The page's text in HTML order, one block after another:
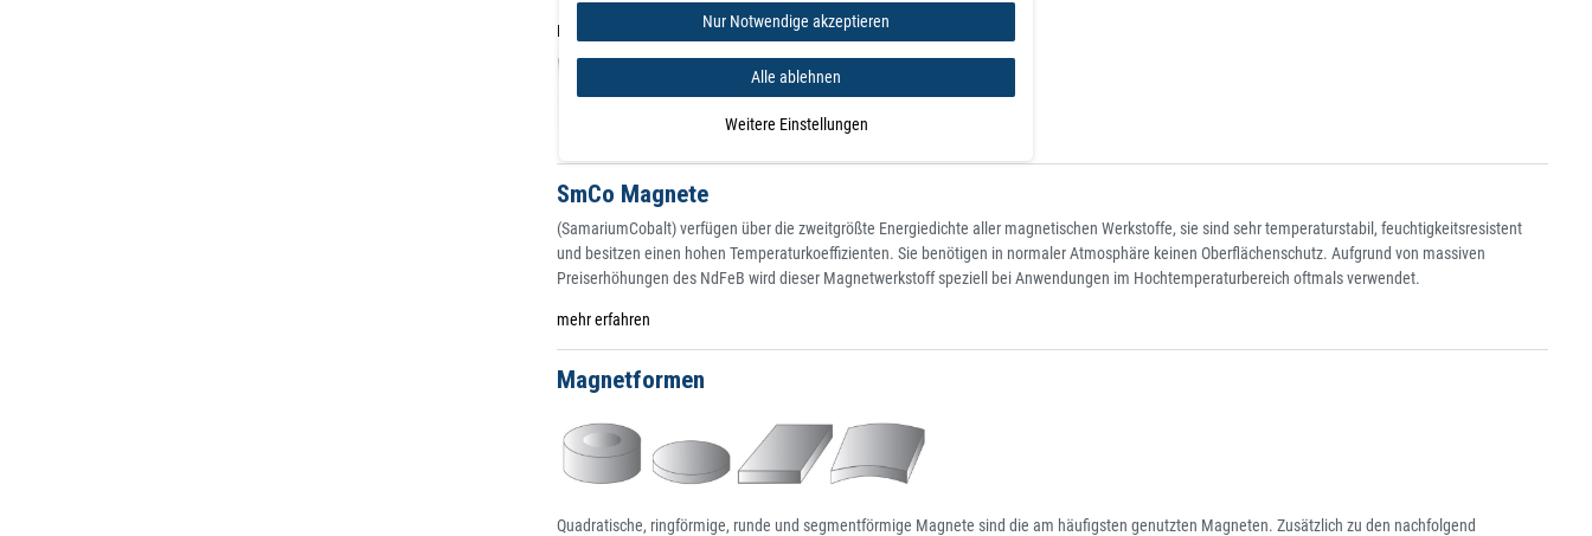
Mehr erfahren
SmCo Magnete
(SamariumCobalt) verfügen über die zweitgrößte Energiedichte aller magnetischen Werkstoffe, sie sind sehr temperaturstabil, feuchtigkeitsresistent
und besitzen einen hohen Temperaturkoeffizienten. Sie benötigen in normaler Atmosphäre keinen Oberflächenschutz. Aufgrund von massiven
Preiserhöhungen des NdFeB wird dieser Magnetwerkstoff speziell bei Anwendungen im Hochtemperaturbereich oftmals verwendet.
mehr erfahren
Magnetformen
Quadratische, ringförmige, runde und segmentförmige Magnete sind die am häufigsten genutzten Magneten. Zusätzlich zu den nachfolgend
Nur Notwendige akzeptieren
Alle ablehnen
Weitere Einstellungen